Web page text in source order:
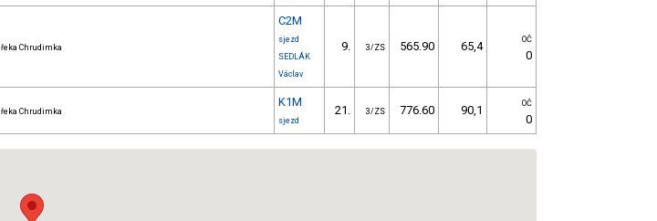
řeka Chrudimka
C2M
sjezd
SEDLÁK
Václav
9. 3/ZS 565.90 65,4 OČ
0
řeka Chrudimka
K1M
sjezd
21. 3/ZS 776.60 90,1 OČ
0